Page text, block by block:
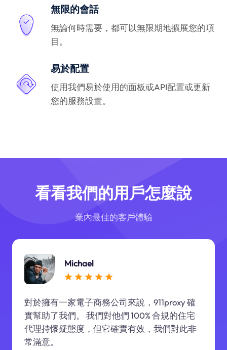
無限的會話
無論何時需要，都可以無限期地擴展您的項
目。
易於配置
使用我們易於使用的面板或API配置或更新
您的服務設置。
看看我們的用戶怎麼說
業內最佳的客戶體驗
Michael
對於擁有一家電子商務公司來說，911proxy 確
實幫助了我們。 我們對他們 100% 合規的住宅
代理持懷疑態度，但它確實有效，我們對此非
常滿意。